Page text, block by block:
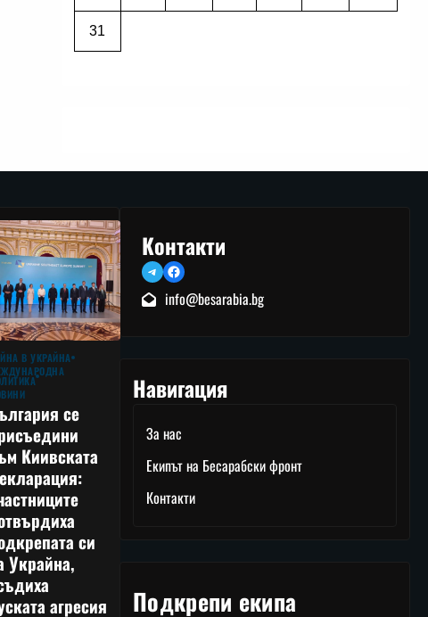
31
В УКРАЙНА
се
Киивската
си
Украйна,
агресия
Контакти
TelegramFacebook
info@besarabia.bg
Навигация
За нас
Екипът на Бесарабски фронт
Контакти
Подкрепи екипа